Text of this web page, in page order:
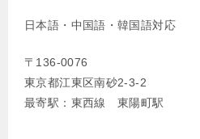
日本語・中国語・韓国語対応
〒136-0076
東京都江東区南砂2-3-2
最寄駅：東西線 東陽町駅